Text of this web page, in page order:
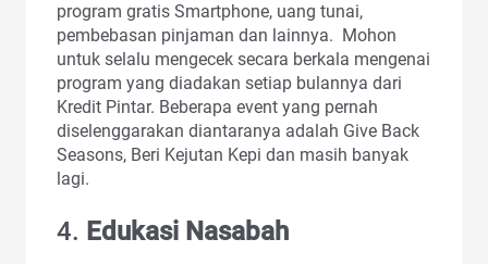
program gratis Smartphone, uang tunai,
pembebasan pinjaman dan lainnya. Mohon
untuk selalu mengecek secara berkala mengenai
program yang diadakan setiap bulannya dari
Kredit Pintar. Beberapa event yang pernah
diselenggarakan diantaranya adalah Give Back
Seasons, Beri Kejutan Kepi dan masih banyak
lagi.
4. Edukasi Nasabah